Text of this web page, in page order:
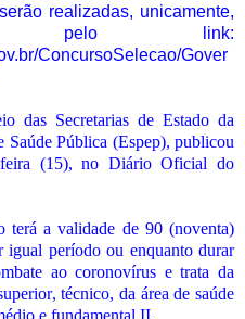
realizadas, unicamente,
pelo link:
ConcursoSelecao/Gover
das Secretarias de Estado da
Saúde Pública (Espep), publicou
feira (15), no Diário Oficial do
terá a validade de 90 (noventa)
igual período ou enquanto durar
ao coronovírus e trata da
técnico, da área de saúde
e fundamental II.